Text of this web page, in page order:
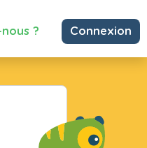
? Connexion